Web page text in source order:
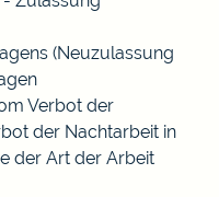
(Neuzulassung
Verbot der
der Nachtarbeit in
der Art der Arbeit